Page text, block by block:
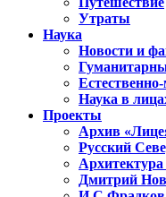
Утраты
Наука
Новости и
Наука в
Проекты
Архив
Русский
Архитектура
Дмитрий